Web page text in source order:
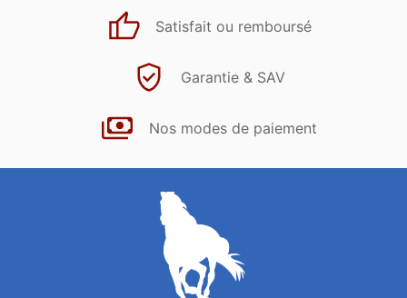
Satisfait ou remboursé
Garantie & SAV
Nos modes de paiement